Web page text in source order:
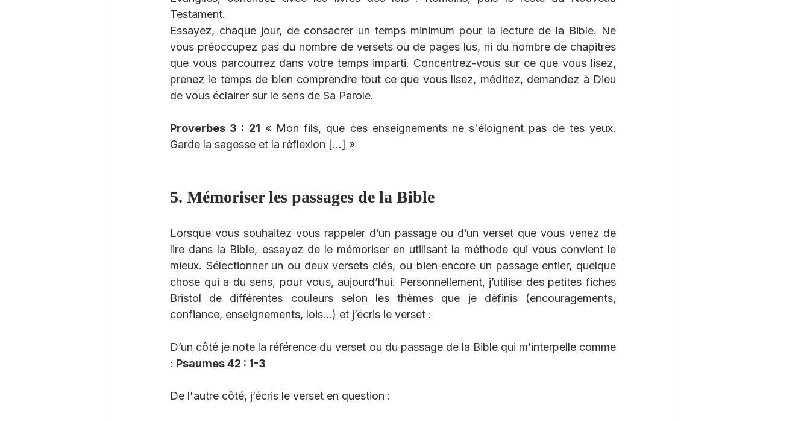
Testament.
Essayez, chaque jour, de consacrer un temps minimum pour la lecture de la Bible. Ne
vous préoccupez pas du nombre de versets ou de pages lus, ni du nombre de chapitres
que vous parcourrez dans votre temps imparti. Concentrez-vous sur ce que vous lisez,
prenez le temps de bien comprendre tout ce que vous lisez, méditez, demandez à Dieu
de vous éclairer sur le sens de Sa Parole.
Proverbes 3 : 21 « Mon fils, que ces enseignements ne s'éloignent pas de tes yeux.
Garde la sagesse et la réflexion […] »
5. Mémoriser les passages de la Bible
Lorsque vous souhaitez vous rappeler d’un passage ou d’un verset que vous venez de
lire dans la Bible, essayez de le mémoriser en utilisant la méthode qui vous convient le
mieux. Sélectionner un ou deux versets clés, ou bien encore un passage entier, quelque
chose qui a du sens, pour vous, aujourd’hui. Personnellement, j’utilise des petites fiches
Bristol de différentes couleurs selon les thèmes que je définis (encouragements,
confiance, enseignements, lois…) et j’écris le verset :
D’un côté je note la référence du verset ou du passage de la Bible qui m’interpelle comme
: Psaumes 42 : 1-3
De l'autre côté, j’écris le verset en question :